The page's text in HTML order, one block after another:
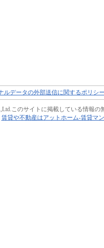
ルデータの外部送信に関するポリシ
このサイトに掲載している情報の
賃貸や不動産はアットホーム-賃貸マ